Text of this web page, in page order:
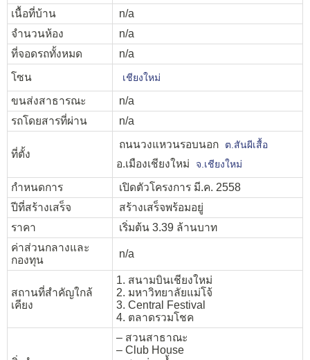
เนื้อที่บ้าน
n/a
จำนวนห้อง
n/a
ที่จอดรถทั้งหมด
n/a
โซน
เชียงใหม่
ขนส่งสาธารณะ
n/a
รถโดยสารที่ผ่าน
n/a
ที่ตั้ง
ถนนวงแหวนรอบนอก ต.สันผีเสื้อ
อ.เมืองเชียงใหม่ จ.เชียงใหม่
กำหนดการ
เปิดตัวโครงการ มี.ค. 2558
ปีที่สร้างเสร็จ
สร้างเสร็จพร้อมอยู่
ราคา
เริ่มต้น 3.39 ล้านบาท
ค่าส่วนกลางและ
กองทุน
n/a
สถานที่สำคัญใกล้
เคียง
1. สนามบินเชียงใหม่
2. มหาวิทยาลัยแม่โจ้
3. Central Festival
4. ตลาดรวมโชค
– สวนสาธาณะ
– Club House